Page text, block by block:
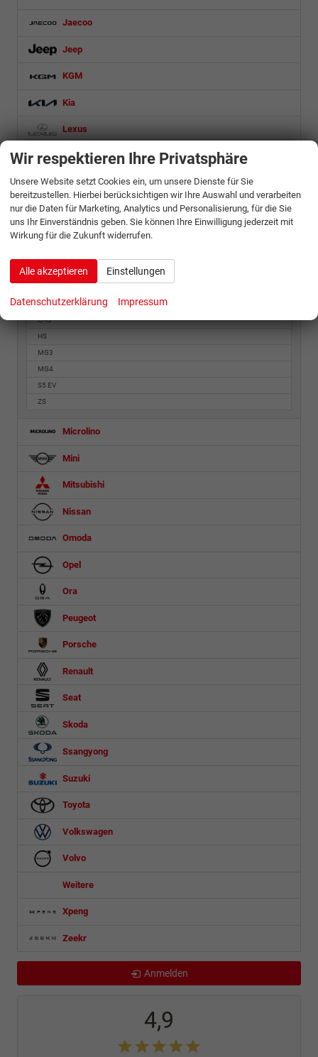
Jaecoo
Jeep
KGM
Kia
Lexus
Lynk & Co
MAN
Maxus
Mazda
Mercedes-Benz
EHS
HS
MG3
MG4
S5 EV
ZS
Microlino
Mini
Mitsubishi
Nissan
Omoda
Opel
Ora
Peugeot
Porsche
Renault
Seat
Skoda
Ssangyong
Suzuki
Toyota
Volkswagen
Volvo
Weitere
Xpeng
Zeekr
Anmelden
4,9
Wir respektieren Ihre Privatsphäre
Unsere Website setzt Cookies ein, um unsere Dienste für Sie
bereitzustellen. Hierbei berücksichtigen wir Ihre Auswahl und verarbeiten
nur die Daten für Marketing, Analytics und Personalisierung, für die Sie
uns Ihr Einverständnis geben. Sie können Ihre Einwilligung jederzeit mit
Wirkung für die Zukunft widerrufen.
Alle akzeptieren Einstellungen
Datenschutzerklärung Impressum